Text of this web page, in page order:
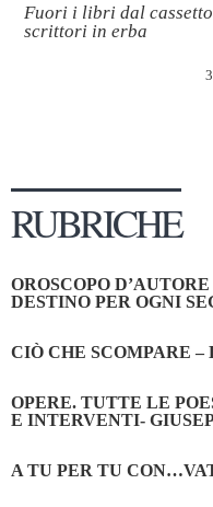
Fuori i libri dal
scrittori in erba
RUBRICHE
OROSCOPO
DESTINO PER OGNI
CIÒ CHE SCOMPARE
OPERE. TUTTE LE
E INTERVENTI-
A TU PER TU